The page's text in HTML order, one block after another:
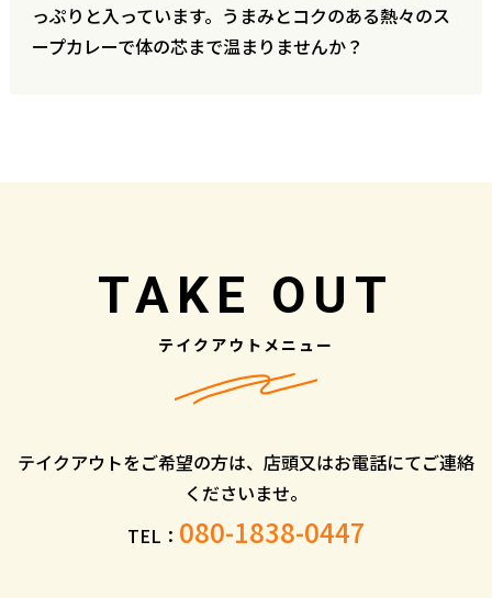
っぷりと入っています。うまみとコクのある熱々のス
ープカレーで体の芯まで温まりませんか？
TAKE OUT
テイクアウトメニュー
テイクアウトをご希望の方は、店頭又はお電話にてご連絡
くださいませ。
TEL： 080-1838-0447